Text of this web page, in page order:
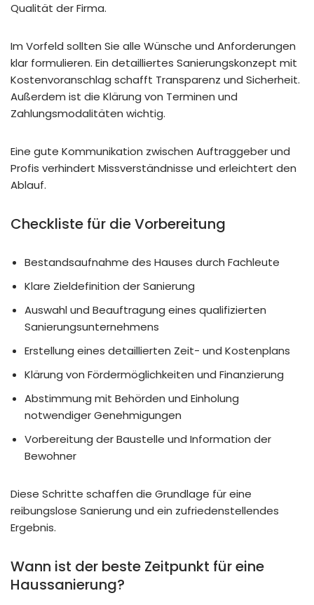
Qualität der Firma.
Im Vorfeld sollten Sie alle Wünsche und Anforderungen
klar formulieren. Ein detailliertes Sanierungskonzept mit
Kostenvoranschlag schafft Transparenz und Sicherheit.
Außerdem ist die Klärung von Terminen und
Zahlungsmodalitäten wichtig.
Eine gute Kommunikation zwischen Auftraggeber und
Profis verhindert Missverständnisse und erleichtert den
Ablauf.
Checkliste für die Vorbereitung
Bestandsaufnahme des Hauses durch Fachleute
Klare Zieldefinition der Sanierung
Auswahl und Beauftragung eines qualifizierten
Sanierungsunternehmens
Erstellung eines detaillierten Zeit- und Kostenplans
Klärung von Fördermöglichkeiten und Finanzierung
Abstimmung mit Behörden und Einholung
notwendiger Genehmigungen
Vorbereitung der Baustelle und Information der
Bewohner
Diese Schritte schaffen die Grundlage für eine
reibungslose Sanierung und ein zufriedenstellendes
Ergebnis.
Wann ist der beste Zeitpunkt für eine
Haussanierung?